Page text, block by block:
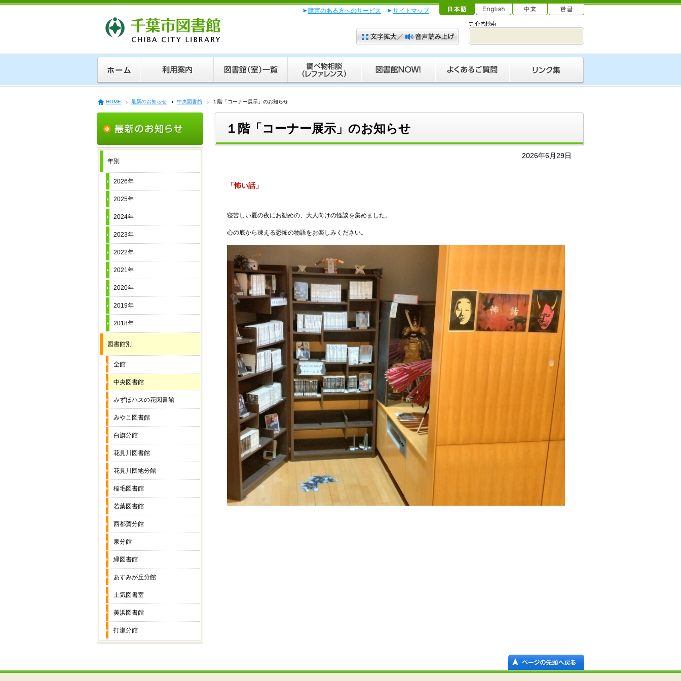
障害のある方へのサービス サイトマップ
HOME 最新のお知らせ 中央図書館 １階「コーナー展示」のお知らせ
１階「コーナー展示」のお知らせ
2026年6月29日
「怖い話」
寝苦しい夏の夜にお勧めの、大人向けの怪談を集めました。
心の底から凍える恐怖の物語をお楽しみください。
年別
2026年
2025年
2024年
2023年
2022年
2021年
2020年
2019年
2018年
図書館別
全館
中央図書館
みずほハスの花図書館
みやこ図書館
白旗分館
花見川図書館
花見川団地分館
稲毛図書館
若葉図書館
西都賀分館
泉分館
緑図書館
あすみが丘分館
土気図書室
美浜図書館
打瀬分館